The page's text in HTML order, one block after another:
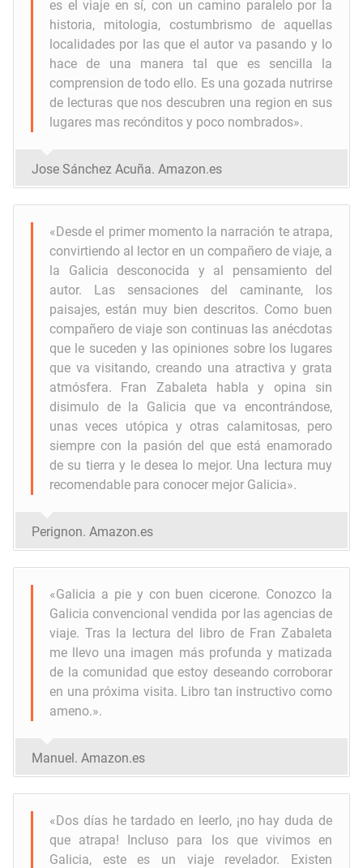
es el viaje en sí, con un camino paralelo por la
historia, mitologia, costumbrismo de aquellas
localidades por las que el autor va pasando y lo
hace de una manera tal que es sencilla la
comprension de todo ello. Es una gozada nutrirse
de lecturas que nos descubren una region en sus
lugares mas recónditos y poco nombrados».
Jose Sánchez Acuña. Amazon.es
«Desde el primer momento la narración te atrapa,
convirtiendo al lector en un compañero de viaje, a
la Galicia desconocida y al pensamiento del
autor. Las sensaciones del caminante, los
paisajes, están muy bien descritos. Como buen
compañero de viaje son continuas las anécdotas
que le suceden y las opiniones sobre los lugares
que va visitando, creando una atractiva y grata
atmósfera. Fran Zabaleta habla y opina sin
disimulo de la Galicia que va encontrándose,
unas veces utópica y otras calamitosas, pero
siempre con la pasión del que está enamorado
de su tierra y le desea lo mejor. Una lectura muy
recomendable para conocer mejor Galicia».
Perignon. Amazon.es
«Galicia a pie y con buen cicerone. Conozco la
Galicia convencional vendida por las agencias de
viaje. Tras la lectura del libro de Fran Zabaleta
me llevo una imagen más profunda y matizada
de la comunidad que estoy deseando corroborar
en una próxima visita. Libro tan instructivo como
ameno.».
Manuel. Amazon.es
«Dos días he tardado en leerlo, ¡no hay duda de
que atrapa! Incluso para los que vivimos en
Galicia, este es un viaje revelador. Existen